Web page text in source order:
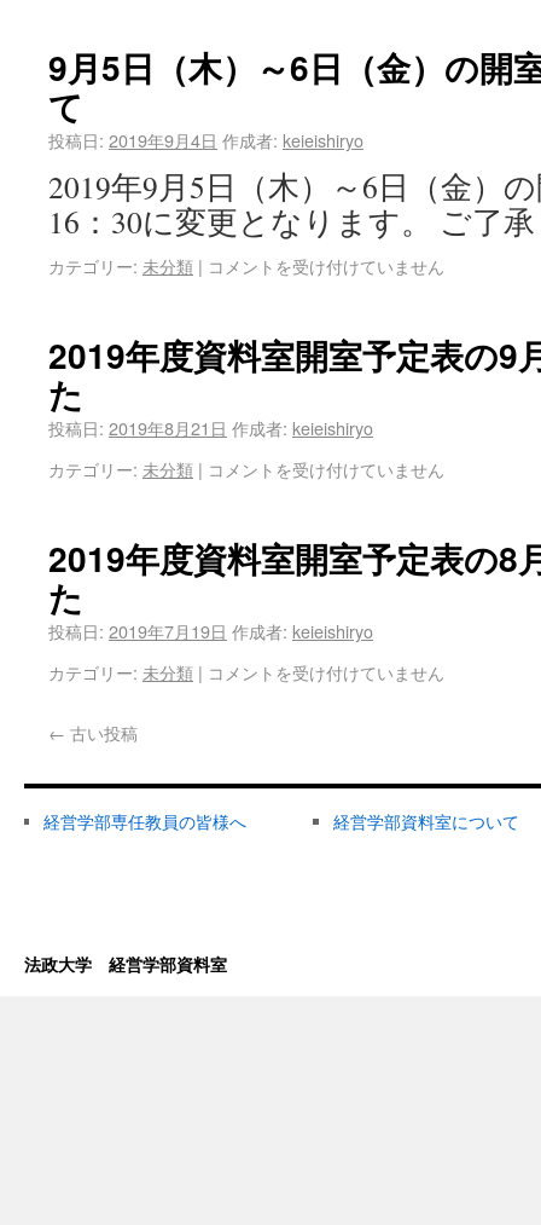
9月5日（木）～6日（金）の開
て
投稿日: 2019年9月4日 作成者: keieishiryo
2019年9月5日（木）～6日（金）
16：30に変更となります。 ご了
カテゴリー: 未分類 | コメントを受け付けていません
2019年度資料室開室予定表の9
た
投稿日: 2019年8月21日 作成者: keieishiryo
カテゴリー: 未分類 | コメントを受け付けていません
2019年度資料室開室予定表の8
た
投稿日: 2019年7月19日 作成者: keieishiryo
カテゴリー: 未分類 | コメントを受け付けていません
← 古い投稿
経営学部専任教員の皆様へ 経営学部資料室について
法政大学 経営学部資料室